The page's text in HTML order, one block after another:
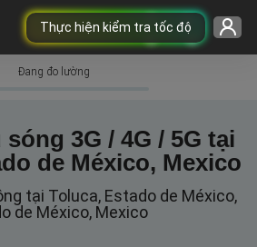
Thực hiện kiểm tra tốc độ
Đang đo lường
3G / 4G / 5G tại
de México, Mexico
tại Toluca, Estado de México,
de México, Mexico